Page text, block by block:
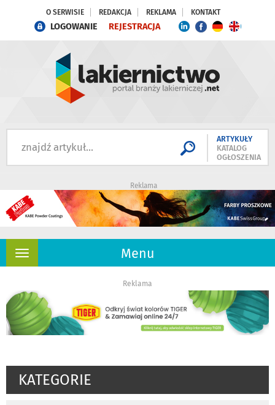
O SERWISIE REDAKCJA REKLAMA KONTAKT
LOGOWANIE REJESTRACJA
ARTYKUŁY
KATALOG
OGŁOSZENIA
Reklama
Menu
Rozwiń
Reklama
KATEGORIE